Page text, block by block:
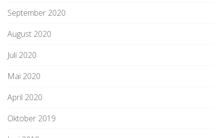
September 2020
August 2020
Juli 2020
Mai 2020
April 2020
Oktober 2019